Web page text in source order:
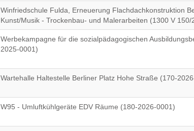
Winfriedschule Fulda, Erneuerung Flachdachkonstruktion
Kunst/Musik - Trockenbau- und Malerarbeiten (1300 V 150/
Werbekampagne für die sozialpädagogischen
2025-0001)
Wartehalle Haltestelle Berliner Platz Hohe Straße (170-
W95 - Umluftkühlgeräte EDV Räume (180-2026-0001)